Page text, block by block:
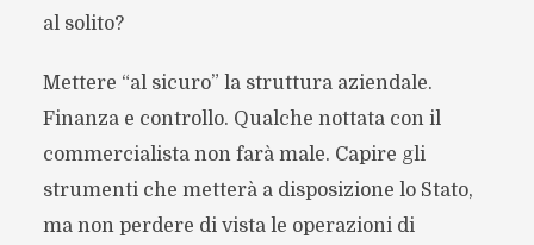
al solito?
Mettere “al sicuro” la struttura aziendale.
Finanza e controllo. Qualche nottata con il
commercialista non farà male. Capire gli
strumenti che metterà a disposizione lo Stato,
ma non perdere di vista le operazioni di